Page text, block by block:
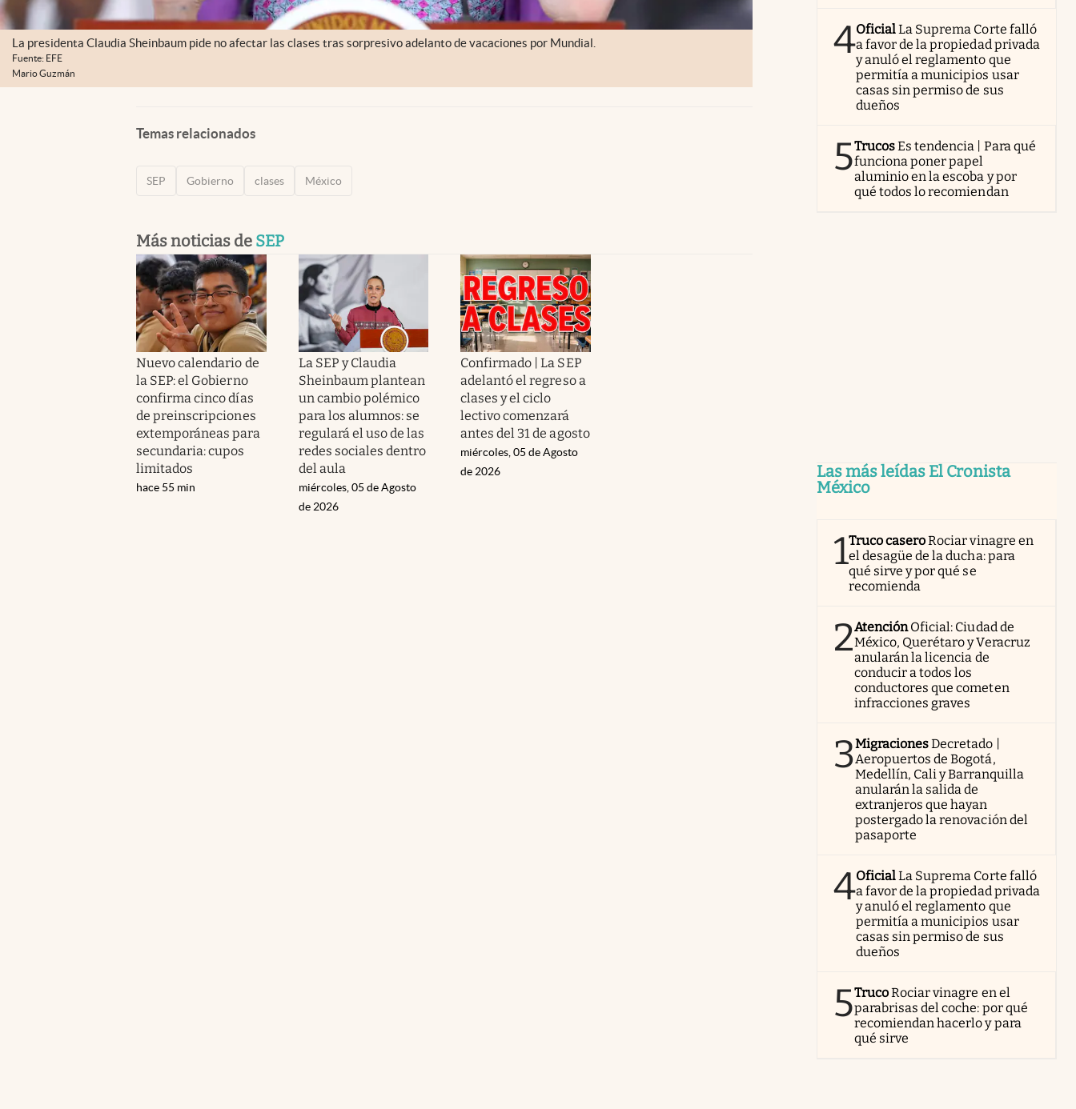
La presidenta Claudia Sheinbaum pide no afectar las clases tras sorpresivo adelanto de vacaciones por Mundial.
Fuente: EFE
Mario Guzmán
Temas relacionados
SEP Gobierno clases México
Más noticias de SEP
Nuevo calendario de
la SEP: el Gobierno
confirma cinco días
de preinscripciones
extemporáneas para
secundaria: cupos
limitados
hace 55 min
La SEP y Claudia
Sheinbaum plantean
un cambio polémico
para los alumnos: se
regulará el uso de las
redes sociales dentro
del aula
miércoles, 05 de Agosto
de 2026
Confirmado | La SEP
adelantó el regreso a
clases y el ciclo
lectivo comenzará
antes del 31 de agosto
miércoles, 05 de Agosto
de 2026
4OficialLa Suprema Corte falló
a favor de la propiedad privada
y anuló el reglamento que
permitía a municipios usar
casas sin permiso de sus
dueños
5TrucosEs tendencia | Para qué
funciona poner papel
aluminio en la escoba y por
qué todos lo recomiendan
Las más leídas El Cronista
México
1Truco caseroRociar vinagre en
el desagüe de la ducha: para
qué sirve y por qué se
recomienda
2AtenciónOficial: Ciudad de
México, Querétaro y Veracruz
anularán la licencia de
conducir a todos los
conductores que cometen
infracciones graves
3MigracionesDecretado |
Aeropuertos de Bogotá,
Medellín, Cali y Barranquilla
anularán la salida de
extranjeros que hayan
postergado la renovación del
pasaporte
4OficialLa Suprema Corte falló
a favor de la propiedad privada
y anuló el reglamento que
permitía a municipios usar
casas sin permiso de sus
dueños
5TrucoRociar vinagre en el
parabrisas del coche: por qué
recomiendan hacerlo y para
qué sirve